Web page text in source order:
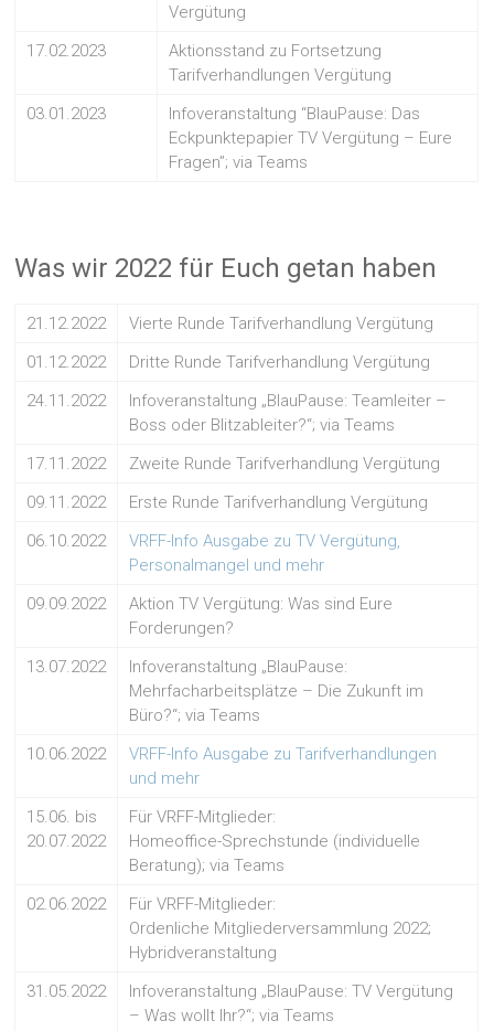
Vergütung
17.02.2023
Aktionsstand zu Fortsetzung
Tarifverhandlungen Vergütung
03.01.2023
Infoveranstaltung “BlauPause: Das
Eckpunktepapier TV Vergütung – Eure
Fragen”; via Teams
Was wir 2022 für Euch getan haben
21.12.2022
Vierte Runde Tarifverhandlung Vergütung
01.12.2022
Dritte Runde Tarifverhandlung Vergütung
24.11.2022
Infoveranstaltung „BlauPause: Teamleiter –
Boss oder Blitzableiter?“; via Teams
17.11.2022
Zweite Runde Tarifverhandlung Vergütung
09.11.2022
Erste Runde Tarifverhandlung Vergütung
06.10.2022
VRFF-Info Ausgabe zu TV Vergütung,
Personalmangel und mehr
09.09.2022
Aktion TV Vergütung: Was sind Eure
Forderungen?
13.07.2022
Infoveranstaltung „BlauPause:
Mehrfacharbeitsplätze – Die Zukunft im
Büro?“; via Teams
10.06.2022
VRFF-Info Ausgabe zu Tarifverhandlungen
und mehr
15.06. bis
20.07.2022
Für VRFF-Mitglieder:
Homeoffice-Sprechstunde (individuelle
Beratung); via Teams
02.06.2022
Für VRFF-Mitglieder:
Ordenliche Mitgliederversammlung 2022;
Hybridveranstaltung
31.05.2022
Infoveranstaltung „BlauPause: TV Vergütung
– Was wollt Ihr?“; via Teams